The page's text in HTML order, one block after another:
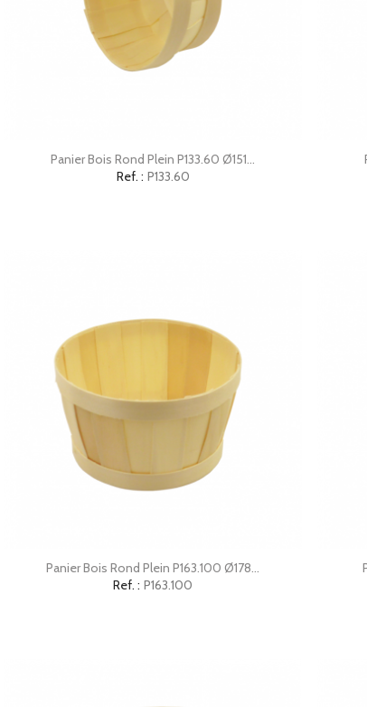
Panier Bois Rond Plein P133.60 Ø151...
Ref. : P133.60
Aperçu rapide
Panier Bois Rond Plein P163.100 Ø178...
Ref. : P163.100
Aperçu rapide